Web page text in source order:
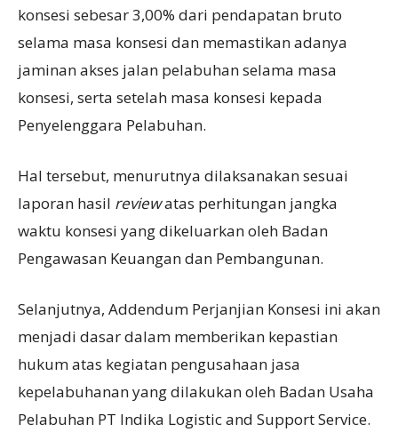
konsesi sebesar 3,00% dari pendapatan bruto
selama masa konsesi dan memastikan adanya
jaminan akses jalan pelabuhan selama masa
konsesi, serta setelah masa konsesi kepada
Penyelenggara Pelabuhan.
Hal tersebut, menurutnya dilaksanakan sesuai
laporan hasil reviewatas perhitungan jangka
waktu konsesi yang dikeluarkan oleh Badan
Pengawasan Keuangan dan Pembangunan.
Selanjutnya, Addendum Perjanjian Konsesi ini akan
menjadi dasar dalam memberikan kepastian
hukum atas kegiatan pengusahaan jasa
kepelabuhanan yang dilakukan oleh Badan Usaha
Pelabuhan PT Indika Logistic and Support Service.